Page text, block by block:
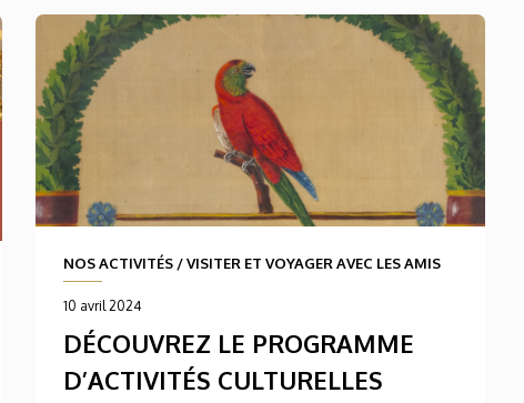
NOS ACTIVITÉS /VISITER ET VOYAGER AVEC LES AMIS
10 avril 2024
DÉCOUVREZ LE PROGRAMME
D’ACTIVITÉS CULTURELLES